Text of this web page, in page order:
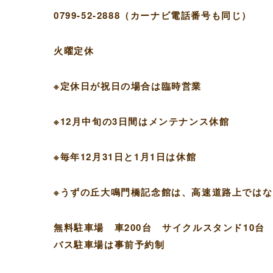
0799-52-2888（カーナビ電話番号も同じ）
火曜定休
※定休日が祝日の場合は臨時営業
※12月中旬の3日間はメンテナンス休館
※毎年12月31日と1月1日は休館
※うずの丘大鳴門橋記念館は、高速道路上ではな
無料駐車場 車200台 サイクルスタンド10台
バス駐車場は事前予約制